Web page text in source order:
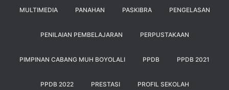
MULTIMEDIA PANAHAN PASKIBRA PENGELASAN
PENILAIAN PEMBELAJARAN PERPUSTAKAAN
PIMPINAN CABANG MUH BOYOLALI PPDB PPDB 2021
PPDB 2022 PRESTASI PROFIL SEKOLAH